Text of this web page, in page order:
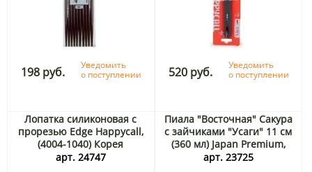
198 руб.
Уведомить
о поступлении
520 руб.
Уведомить
о поступлении
Лопатка силиконовая с
прорезью Edge Happycall,
(4004-1040) Корея
арт. 24747
Пиала "Восточная" Сакура
с зайчиками "Усаги" 11 см
(360 мл) Japan Premium,
Япония
арт. 23725